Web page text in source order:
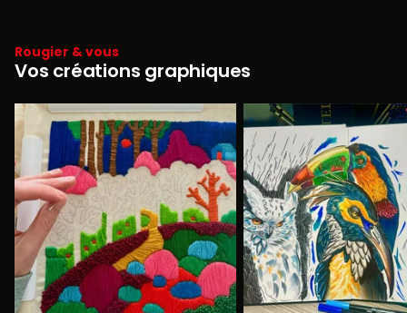
Rougier & vous
Vos créations graphiques